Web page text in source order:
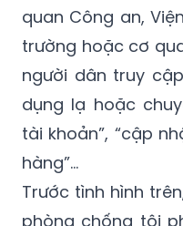
quan Công an,
trường hoặc cơ
người dân truy
dụng lạ hoặc
tài khoản”, “cập
hàng”…
Trước tình hình
phòng chống tội